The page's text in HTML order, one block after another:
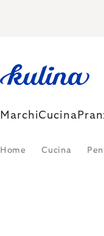
MarchiCucina
Home Cucina